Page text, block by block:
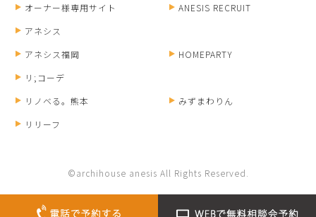
オーナー様専用サイト
ANESIS RECRUIT
アネシス
アネシス福岡
HOMEPARTY
リ;コーデ
リノベる。熊本
みずまわりん
リリーフ
©archihouse anesis All Rights Reserved.